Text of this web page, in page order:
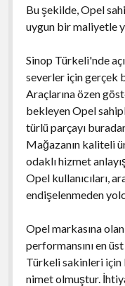
Bu şekilde, Opel
uygun bir maliyetle
Sinop Türkeli'nde
severler için gerçek
Araçlarına özen
bekleyen Opel
türlü parçayı
Mağazanın kaliteli
odaklı hizmet
Opel kullanıcıları,
endişelenmeden
Opel markasına
performansını en
Türkeli sakinleri için
nimet olmuştur.